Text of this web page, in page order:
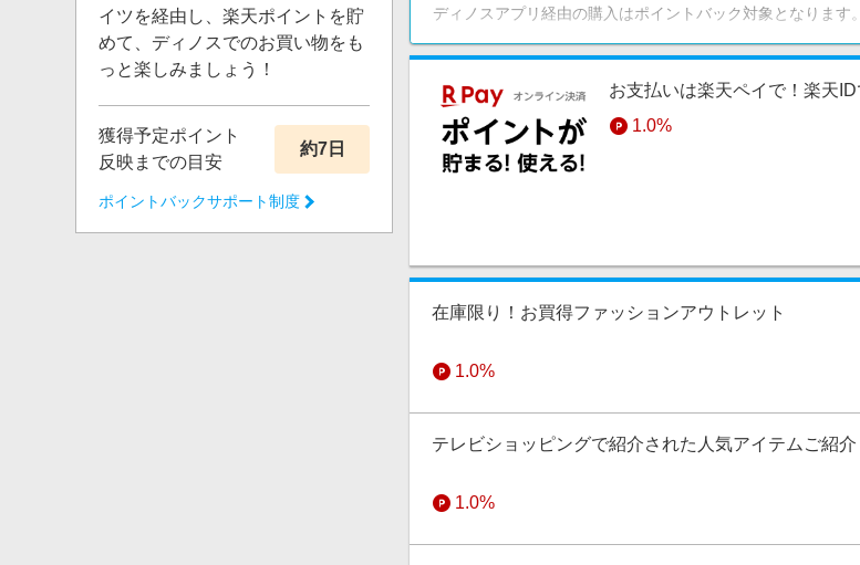
イツを経由し、楽天ポイントを貯
めて、ディノスでのお買い物をも
っと楽しみましょう！
獲得予定ポイント
反映までの目安
約7日
ポイントバックサポート制度
ディノスアプリ経由の購入はポイントバック対象となります。
お支払いは楽天ペイで！楽天
1.0%
在庫限り！お買得ファッションアウトレット
1.0%
テレビショッピングで紹介された人気アイテムご紹介
1.0%